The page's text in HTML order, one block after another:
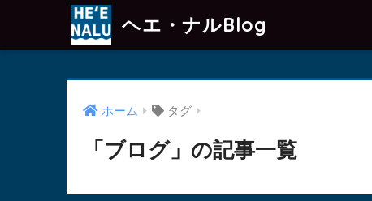
ヘエ・ナルBlog
ホーム タグ
「ブログ」の記事一覧